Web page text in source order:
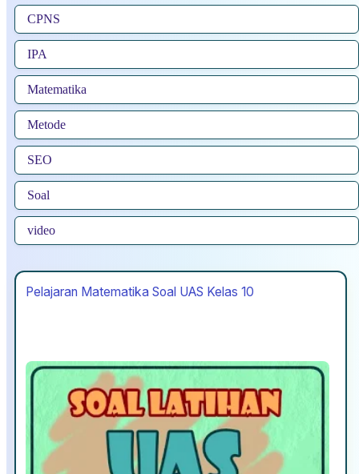
CPNS
IPA
Matematika
Metode
SEO
Soal
video
Pelajaran Matematika Soal UAS Kelas 10